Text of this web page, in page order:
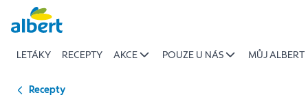
Přeskočit
LETÁKY RECEPTY AKCE POUZE U NÁS MŮJ ALBERT
Recepty